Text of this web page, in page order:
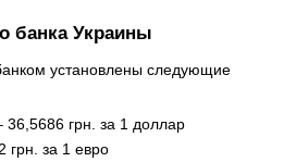
банка Украины
установлены следующие
грн. за 1 доллар
грн. за 1 евро